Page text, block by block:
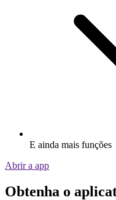
E ainda mais funções
Abrir a app
Obtenha o